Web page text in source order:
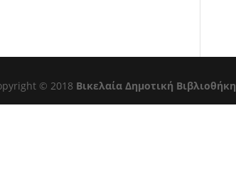
© 2018 Βικελαία Δημοτική Βιβλιοθήκη